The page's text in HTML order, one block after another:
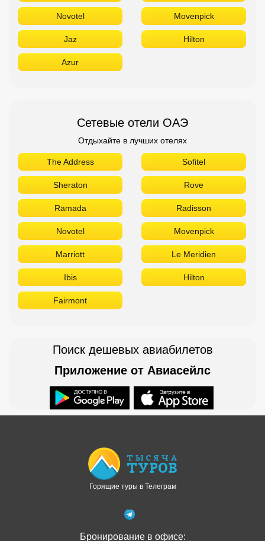
Сетевые отели ОАЭ
Отдыхайте в лучших отелях
Marriott Le Meridien
Ibis Hilton
Fairmont
Поиск дешевых авиабилетов
Приложение от Авиасейлс
Горящие туры в Телеграм
☎ +7(499)11-33-403
✉ Написать письмо
Бронирование онлайн:
Туры в рассрочку